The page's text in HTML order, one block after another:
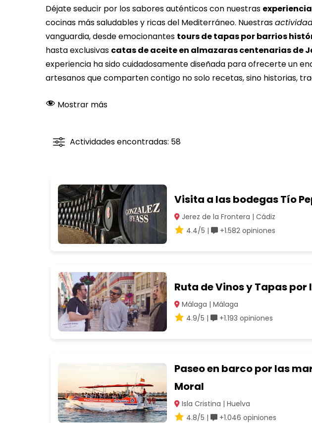
Déjate seducir por los sabores auténticos con nuestras
cocinas más saludables y ricas del Mediterráneo. Nuestras
vanguardia, desde emocionantes tours de tapas por barrios
hasta exclusivas catas de aceite en almazaras centenarias de
experiencia ha sido cuidadosamente diseñada para ofrecerte un
artesanos que comparten contigo no solo recetas, sino historias,
Mostrar más
Actividades encontradas: 58
Visita a las bodegas Tío
Jerez de la Frontera | Cádiz
4.4/5 |
+1.582 opiniones
Ruta de Vinos y Tapas
Málaga | Málaga
4.9/5 |
+1.193 opiniones
Paseo en barco por las
Moral
Isla Cristina | Huelva
4.8/5 |
+1.046 opiniones